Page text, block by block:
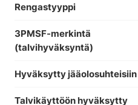
Rengastyyppi
3PMSF-merkintä
(talvihyväksyntä)
Hyväksytty jääolosuhteisiin
Talvikäyttöön hyväksytty